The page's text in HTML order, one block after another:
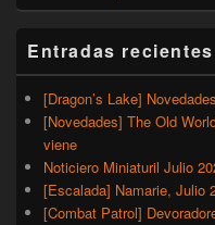
Entradas recientes
[Dragon’s Lake]
[Novedades] The Old
viene
Noticiero Miniaturil Julio
[Escalada] Namarie, Julio
[Combat Patrol]